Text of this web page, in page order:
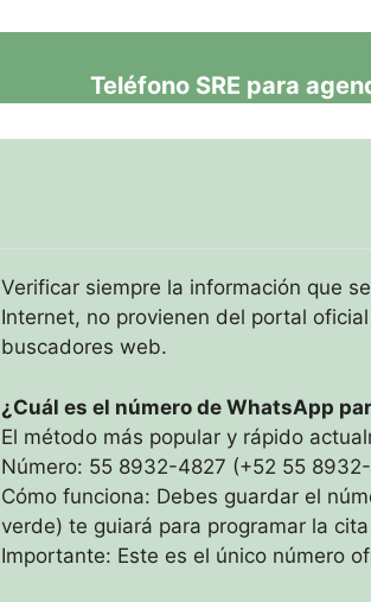
Teléfono SRE para
Verificar siempre la información que
Internet, no provienen del portal
buscadores web.
¿Cuál es el número de WhatsApp
El método más popular y rápido
Número: 55 8932-4827 (+52 55
Cómo funciona: Debes guardar el
verde) te guiará para programar la
Importante: Este es el único número